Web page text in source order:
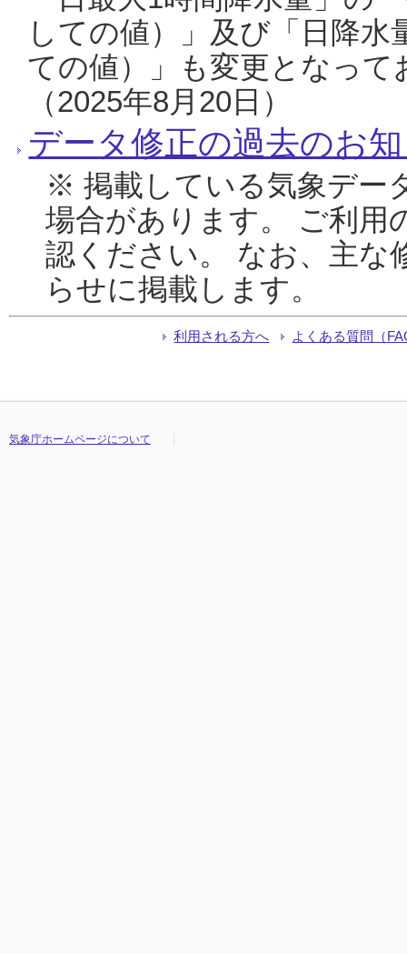
しての値）」及び「日降
ての値）」も変更となっ
（2025年8月20日）
データ修正の過去のお
※ 掲載している気象デー
場合があります。 ご利用
認ください。 なお、主な
らせに掲載します。
利用される方へ よくある質問（
気象庁ホームページについて